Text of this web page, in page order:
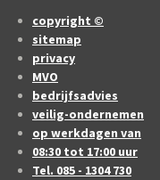
copyright ©
sitemap
privacy
MVO
bedrijfsadvies
veilig-ondernemen
op werkdagen van
08:30 tot 17:00 uur
Tel. 085 - 1304 730